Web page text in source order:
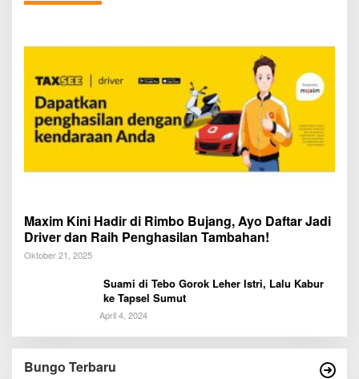
Maxim Kini Hadir di Rimbo Bujang, Ayo Daftar Jadi
Driver dan Raih Penghasilan Tambahan!
Oktober 21, 2025
Suami di Tebo Gorok Leher Istri, Lalu Kabur
ke Tapsel Sumut
April 4, 2024
Bungo Terbaru